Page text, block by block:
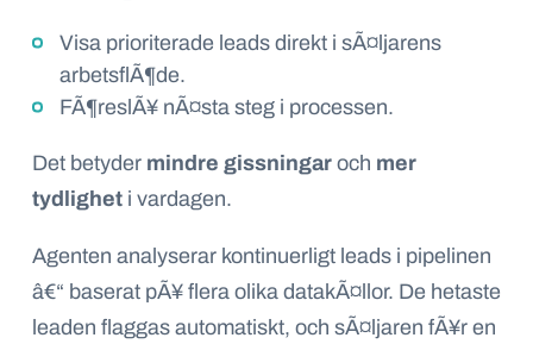
Visa prioriterade leads direkt i sÃ¤ljarens
arbetsflÃ¶de.
FÃ¶reslÃ¥ nÃ¤sta steg i processen.
Det betyder mindre gissningar och mer
tydlighet i vardagen.
Agenten analyserar kontinuerligt leads i pipelinen
â€“ baserat pÃ¥ flera olika datakÃ¤llor. De hetaste
leaden flaggas automatiskt, och sÃ¤ljaren fÃ¥r en